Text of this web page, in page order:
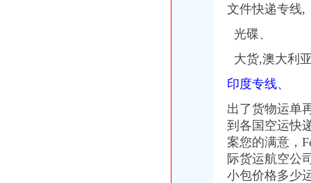
价格,厂家,图片,进出口全套代理,重庆市金利国际货物代理有限
第32页广东中南美货代公司广东中南美货运代理公司黄页广东中南美
专业代理DHL出口到尼泊尔空运到尼泊尔EMS可接液体末,厂家推
化妆品快递巴哈马专业出口敏感货-厂家|供应商-采购国际货物运输出
路运代理业务厂家_路运代理业务厂家/公司-阿里巴巴公司黄页
文件快递专线,
光碟、
大货,澳大利
印度专线、
出了货物运
到各国空运快
案您的满意，
际货运航空公
小包价格多少